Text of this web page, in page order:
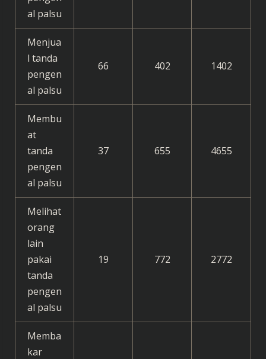
al palsu
Menjua
l tanda
pengen
al palsu
66 402 1402
Membu
at
tanda
pengen
al palsu
37 655 4655
Melihat
orang
lain
pakai
tanda
pengen
al palsu
19 772 2772
Memba
kar